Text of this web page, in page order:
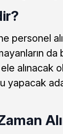
personel
ele
yapacak